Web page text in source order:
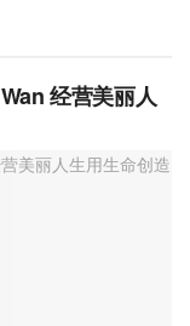
经营美丽人